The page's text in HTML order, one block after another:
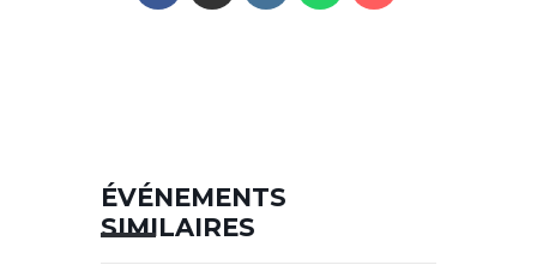
ÉVÉNEMENTS
SIMILAIRES